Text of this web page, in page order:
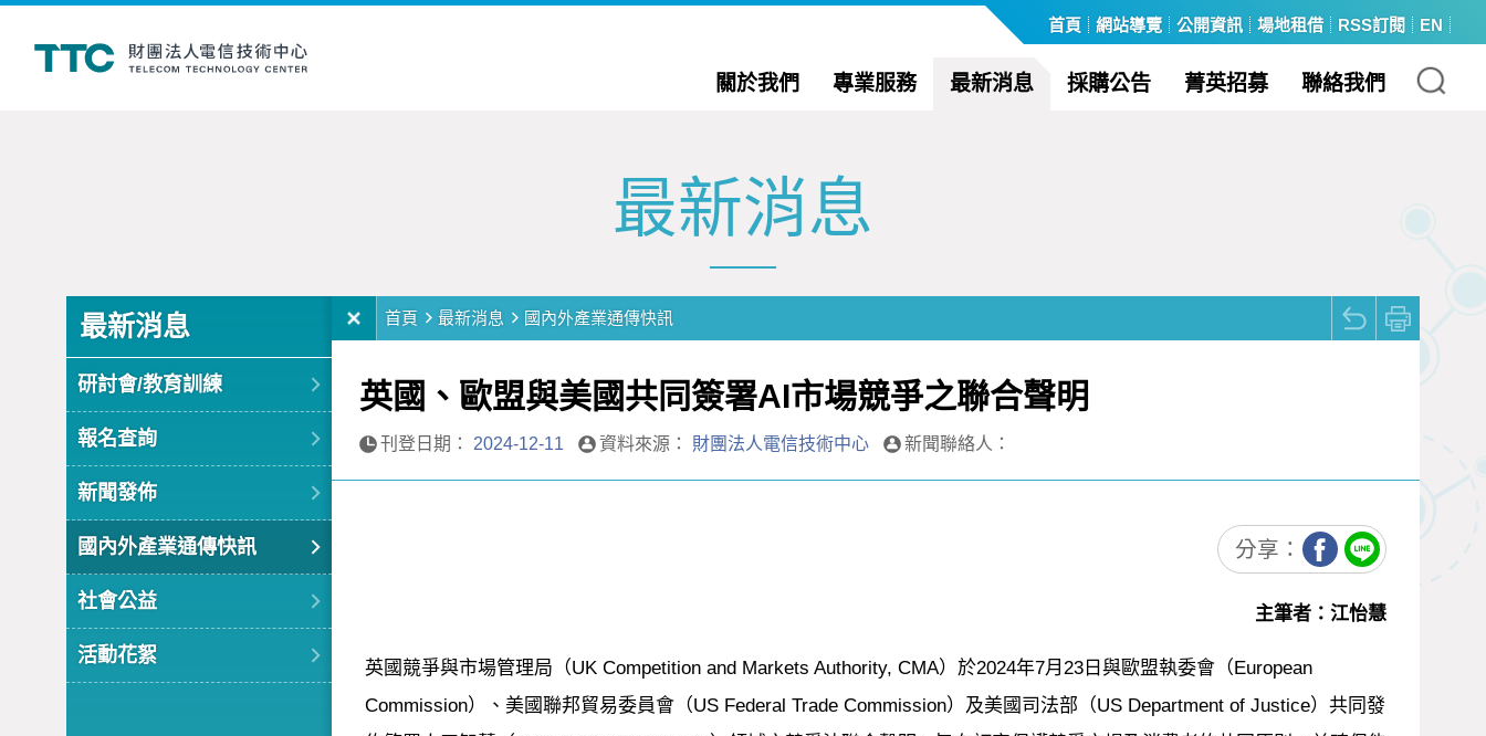
首頁 網站導覽 公開資訊 場地租借 RSS訂閱 EN
關於我們 專業服務 最新消息 採購公告 菁英招募 聯絡我們
最新消息
最新消息
研討會/教育訓練
報名查詢
新聞發佈
國內外產業通傳快訊
社會公益
活動花絮
首頁 最新消息 國內外產業通傳快訊
英國、歐盟與美國共同簽署AI市場競爭之聯合聲明
刊登日期： 2024-12-11 資料來源： 財團法人電信技術中心 新聞聯絡人：
分享：
主筆者：江怡慧
英國競爭與市場管理局（UK Competition and Markets Authority, CMA）於2024年7月23日與歐盟執委會（European
Commission）、美國聯邦貿易委員會（US Federal Trade Commission）及美國司法部（US Department of Justice）共同發